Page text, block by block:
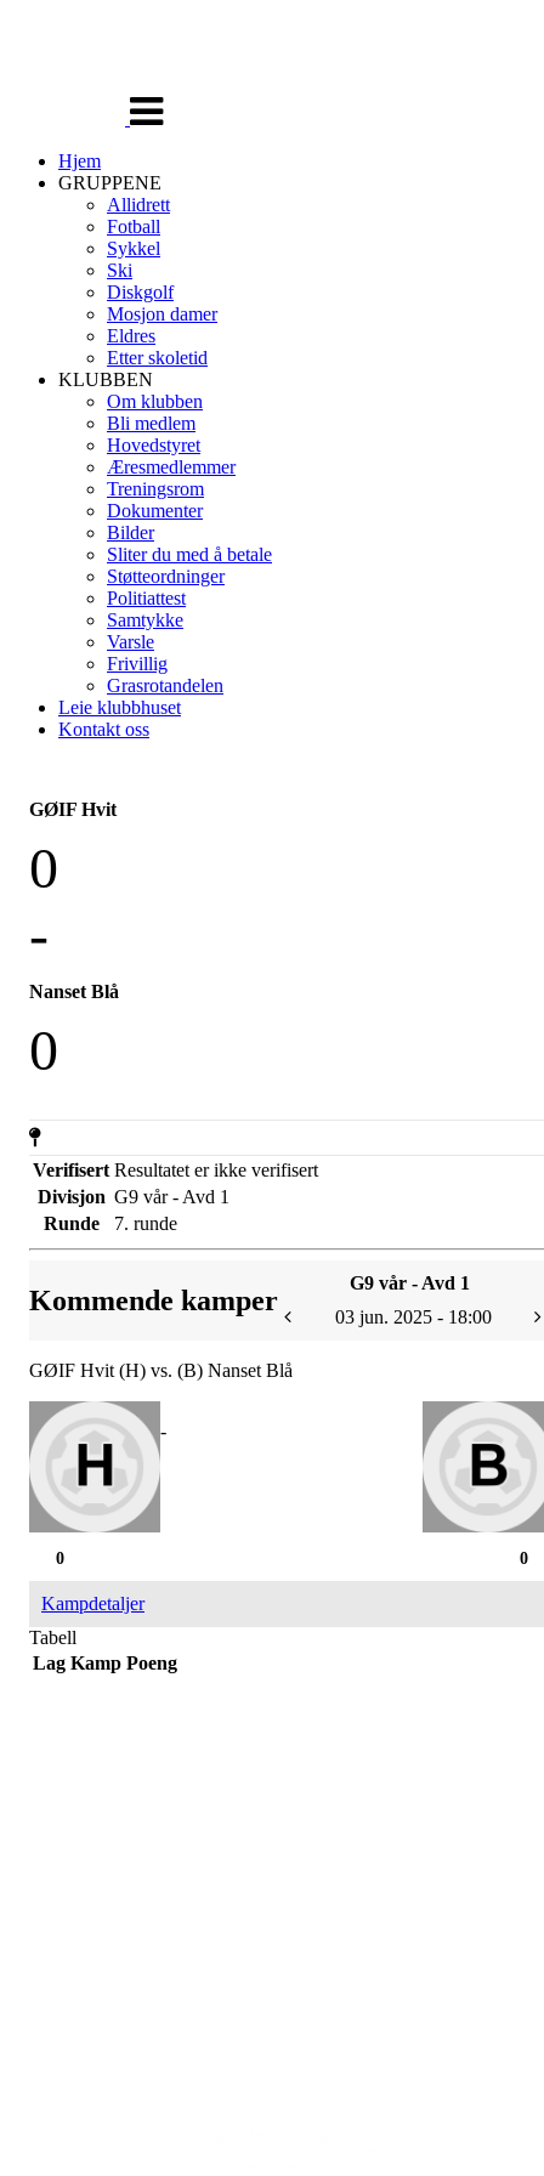
navigasjon
Hjem
GRUPPENE
Allidrett
Fotball
Sykkel
Ski
Diskgolf
Mosjon damer
Eldres
Etter skoletid
KLUBBEN
Om klubben
Bli medlem
Hovedstyret
Æresmedlemmer
Treningsrom
Dokumenter
Bilder
Sliter du med å betale
Støtteordninger
Politiattest
Samtykke
Varsle
Frivillig
Grasrotandelen
Leie klubbhuset
Kontakt oss
GØIF Hvit
0
-
Nanset Blå
0
Verifisert Resultatet er ikke verifisert
Divisjon G9 vår - Avd 1
Runde
7. runde
Kommende kamper
G9 vår - Avd 1
03 jun. 2025 - 18:00
GØIF Hvit (H) vs. (B) Nanset Blå
-
0
0
Kampdetaljer
Tabell
Lag Kamp Poeng